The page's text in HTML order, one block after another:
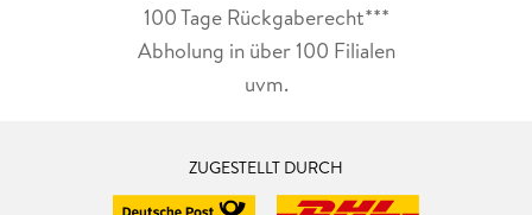
100 Tage Rückgaberecht***
Abholung in über 100 Filialen
uvm.
ZUGESTELLT DURCH